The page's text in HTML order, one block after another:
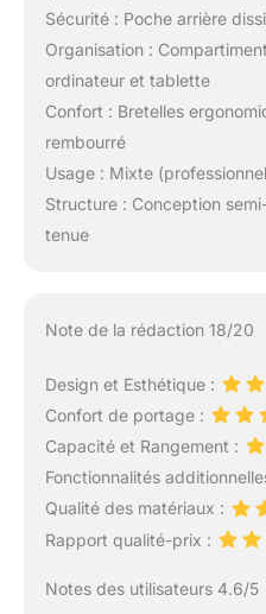
Sécurité : Poche arrière
Organisation :
ordinateur et tablette
Confort : Bretelles
rembourré
Usage : Mixte
Structure : Conception
tenue
Note de la rédaction 18/20
Design et Esthétique :
Confort de portage :
Capacité et Rangement :
Fonctionnalités
Qualité des matériaux :
Rapport qualité-prix :
Notes des utilisateurs 4.6/5